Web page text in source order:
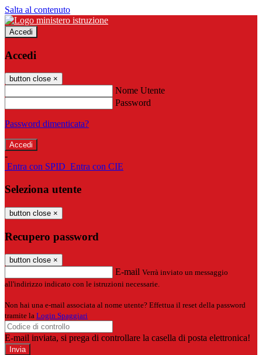
Salta al contenuto
Accedi
Accedi
button close ×
Nome Utente
Password
Password dimenticata?
-
Entra con SPID Entra con CIE
Seleziona utente
button close ×
Recupero password
button close ×
E-mail Verrà inviato un messaggio
all'indirizzo indicato con le istruzioni necessarie.
Non hai una e-mail associata al nome utente? Effettua il reset della password
tramite la Login Spaggiari
E-mail inviata, si prega di controllare la casella di posta elettronica!